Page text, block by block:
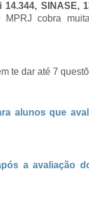
SINASE,
MPRJ cobra
te dar até 7
alunos que
a avaliação